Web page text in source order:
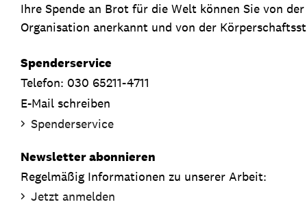
Ihre Spende an Brot für die Welt können Sie von
Organisation anerkannt und von der
Spenderservice
Telefon: 030 65211-4711
E-Mail schreiben
Spenderservice
Newsletter abonnieren
Regelmäßig Informationen zu unserer Arbeit:
Jetzt anmelden